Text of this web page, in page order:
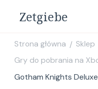
Zetgiebe
Strona główna / Sklep
Gry do pobrania na
Gotham Knights